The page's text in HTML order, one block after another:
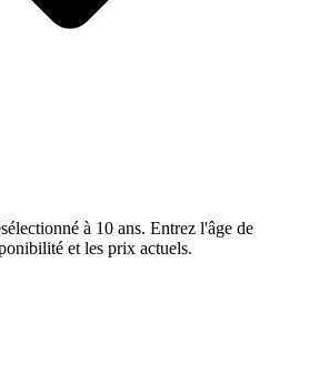
à 10 ans. Entrez l'âge de
et les prix actuels.